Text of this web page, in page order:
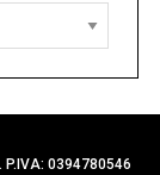
P.IVA: 0394780546